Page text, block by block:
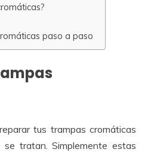
paso a paso
tus trampas cromáticas
tratan. Simplemente estas